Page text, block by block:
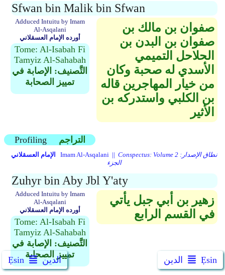
Ẹsin الدين الدين Ẹsin
Sfwan bin Malik bin Sfwan
صفوان بن مالك بن
صفوان بن البدن بن
الحلاحل التميمي
الأسدي له صحبة وكان
من خيار المهاجرين قاله
بن الكلبي واستدركه بن
الأثير
Adduced Intuitu by Imam
Al-Asqalani
أورده الإمام العسقلاني
Tome: Al-Isabah Fi
Tamyiz Al-Sahabah
التَّصنيف: الإصابة في
تمييز الصحابة
Profiling التراجم
الإمام العسقلاني Imam Al-Asqalani || Conspectus: Volume 2 نطاق الإصدار:
الجزء
Zuhyr bin Aby Jbl Y'aty
زهير بن أبي جبل يأتي
في القسم الرابع
Adduced Intuitu by Imam
Al-Asqalani
أورده الإمام العسقلاني
Tome: Al-Isabah Fi
Tamyiz Al-Sahabah
التَّصنيف: الإصابة في
تمييز الصحابة